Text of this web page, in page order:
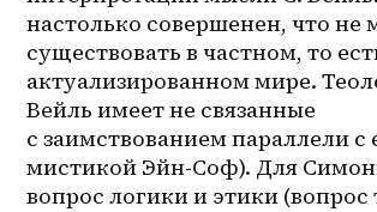
настолько совершенен, что не
существовать в частном, то
актуализированном мире.
Вейль имеет не связанные
с заимствованием параллели с
мистикой Эйн-Соф). Для
вопрос логики и этики (вопрос